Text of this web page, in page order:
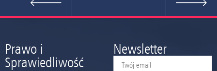
Prawo i
Sprawiedliwość
Newsletter